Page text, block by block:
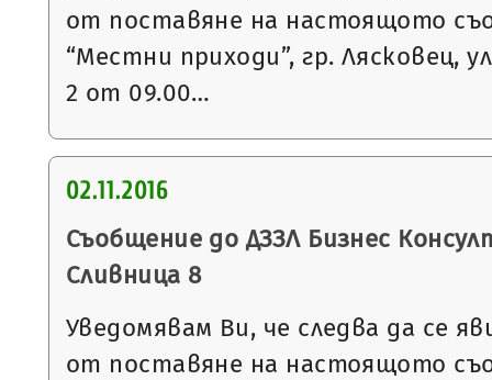
от поставяне на настоящото
“Местни приходи”, гр. Лясковец,
2 от 09.00…
02.11.2016
Съобщение до ДЗЗЛ Бизнес
Сливница 8
Уведомявам Ви, че следва да се
от поставяне на настоящото